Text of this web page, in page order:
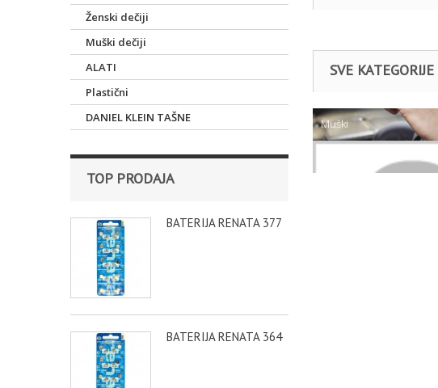
Ženski dečiji
Muški dečiji
ALATI
Plastični
DANIEL KLEIN TAŠNE
TOP PRODAJA
BATERIJA RENATA 377
BATERIJA RENATA 364
SVE
Muški